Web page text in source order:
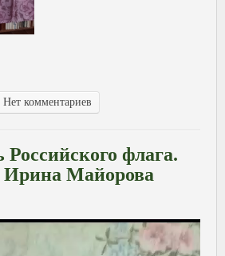
Нет комментариев
Российского флага.
Ирина Майорова